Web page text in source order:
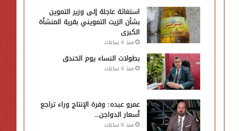
استغاثة عاجلة إلى وزير التموين
بشأن الزيت التمويني بقرية المنشأة
الكبرى
منذ 6 ساعات
بطولات النساء يوم الخندق
منذ 6 ساعات
عمرو عبده: وفرة الإنتاج وراء تراجع
أسعار الدواجن..
منذ 6 ساعات